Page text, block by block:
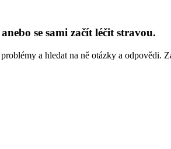
se sami začít léčit stravou.
a hledat na ně otázky a odpovědi.